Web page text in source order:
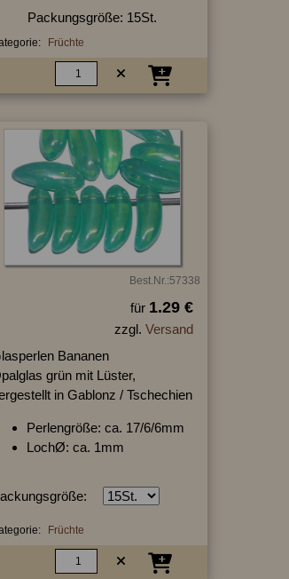
Packungsgröße: 15St.
Früchte
Best.Nr.:57338
für 1.29 €
zzgl. Versand
Bananen
grün mit Lüster,
in Gablonz / Tschechien
Perlengröße: ca. 17/6/6mm
LochØ: ca. 1mm
Früchte